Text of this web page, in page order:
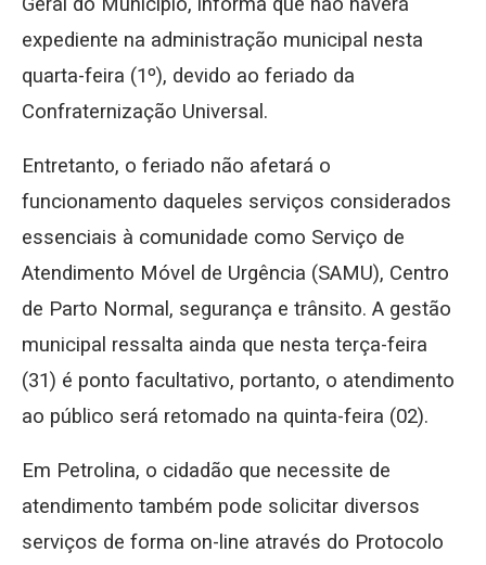
expediente na administração municipal nesta
quarta-feira (1º), devido ao feriado da
Confraternização Universal.
Entretanto, o feriado não afetará o
funcionamento daqueles serviços considerados
essenciais à comunidade como Serviço de
Atendimento Móvel de Urgência (SAMU), Centro
de Parto Normal, segurança e trânsito. A gestão
municipal ressalta ainda que nesta terça-feira
(31) é ponto facultativo, portanto, o atendimento
ao público será retomado na quinta-feira (02).
Em Petrolina, o cidadão que necessite de
atendimento também pode solicitar diversos
serviços de forma on-line através do Protocolo